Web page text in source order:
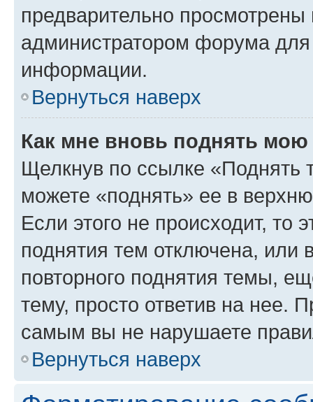
предварительно
администратором форума
информации.
Вернуться наверх
Как мне вновь поднять мою
Щелкнув по ссылке «Поднять
можете «поднять» ее в
Если этого не происходит, то
поднятия тем отключена, или
повторного поднятия темы,
тему, просто ответив на нее.
самым вы не нарушаете
Вернуться наверх